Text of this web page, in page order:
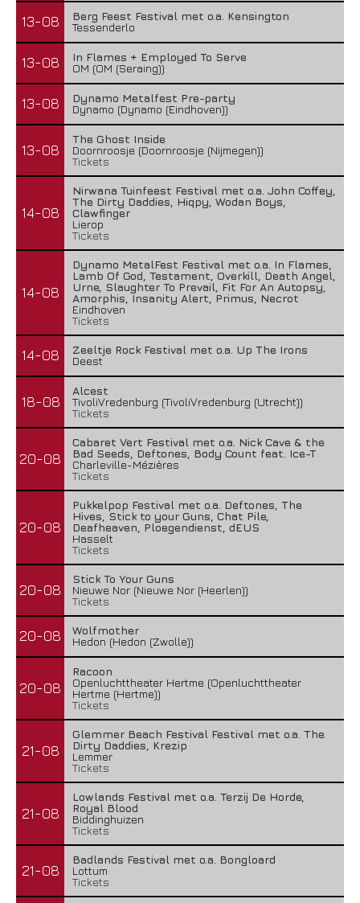
13-08
Berg Feest Festival met o.a. Kensington
Tessenderlo
13-08
In Flames + Employed To Serve
OM (OM (Seraing))
13-08
Dynamo Metalfest Pre-party
Dynamo (Dynamo (Eindhoven))
13-08
The Ghost Inside
Doornroosje (Doornroosje (Nijmegen))
Tickets
14-08
Nirwana Tuinfeest Festival met o.a. John Coffey,
The Dirty Daddies, Hiqpy, Wodan Boys,
Clawfinger
Lierop
Tickets
14-08
Dynamo MetalFest Festival met o.a. In Flames,
Lamb Of God, Testament, Overkill, Death Angel,
Urne, Slaughter To Prevail, Fit For An Autopsy,
Amorphis, Insanity Alert, Primus, Necrot
Eindhoven
Tickets
14-08
Zeeltje Rock Festival met o.a. Up The Irons
Deest
18-08
Alcest
TivoliVredenburg (TivoliVredenburg (Utrecht))
Tickets
20-08
Cabaret Vert Festival met o.a. Nick Cave & the
Bad Seeds, Deftones, Body Count feat. Ice-T
Charleville-Mézières
Tickets
20-08
Pukkelpop Festival met o.a. Deftones, The
Hives, Stick to your Guns, Chat Pile,
Deafheaven, Ploegendienst, dEUS
Hasselt
Tickets
20-08
Stick To Your Guns
Nieuwe Nor (Nieuwe Nor (Heerlen))
Tickets
20-08
Wolfmother
Hedon (Hedon (Zwolle))
20-08
Racoon
Openluchttheater Hertme (Openluchttheater
Hertme (Hertme))
Tickets
21-08
Glemmer Beach Festival Festival met o.a. The
Dirty Daddies, Krezip
Lemmer
Tickets
21-08
Lowlands Festival met o.a. Terzij De Horde,
Royal Blood
Biddinghuizen
Tickets
21-08
Badlands Festival met o.a. Bongloard
Lottum
Tickets